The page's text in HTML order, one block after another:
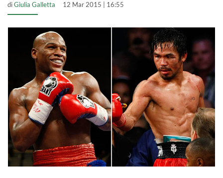
diGiulia Galletta 12 Mar 2015 | 16:55